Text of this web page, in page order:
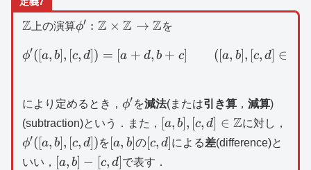
\mathbb{Z}
Z 上の演算\phi
\mathbb{Z}\to \mathbb{Z}
ϕ′ : Z × Z → Zを
\phi
ϕ′([a, b], [c, d]) = [a + d, b + c] ([a, b], [c, d] ∈
により定めるとき， \phi
^{\prime}
ϕ′ を減法(または引き算， 減算)
(subtraction)という．また， [a,b],[c,d]\in
\mathbb{Z}
[a, b], [c, d] ∈ Zに対し，
ϕ′([a, b], [c, d])を[a,b]
[a, b]の[c,d]
[c, d]による差(difference)と
いい， [a,b]-
[a, b] − [c, d]で表す．